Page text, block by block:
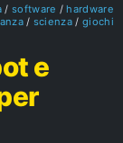
software
hardware
scienza giochi
e